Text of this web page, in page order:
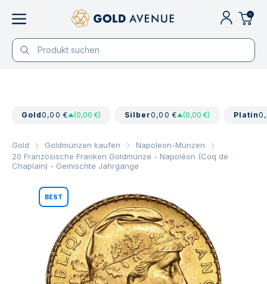
0
Gold0,00 € (0,00 €) Silber0,00 € (0,00 €) Platin
Gold Goldmünzen kaufen
Napoleon-Münzen
20 Französische Franken Goldmünze - Napoléon (Coq de
Chaplain) - Gemischte Jahrgänge
BEST